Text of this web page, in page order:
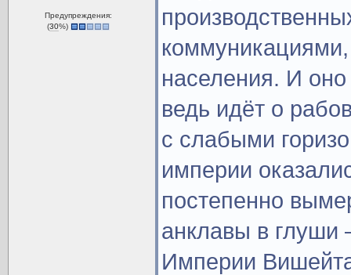
Предупреждения:
(30%)
населения. И
ведь идёт о
с слабыми
империи
постепенно
анклавы в глуши
Империи